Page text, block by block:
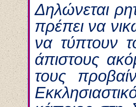
Δηλώνεται
πρέπει να
να τύπτουν
άπιστους
τους